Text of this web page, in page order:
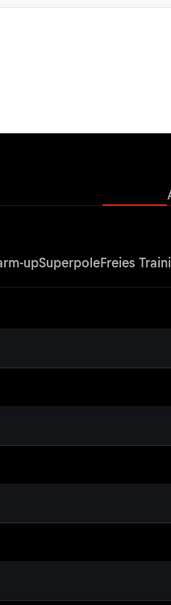
upSuperpoleFreies